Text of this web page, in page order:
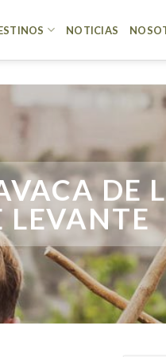
NOTICIAS
DE
LEVANTE